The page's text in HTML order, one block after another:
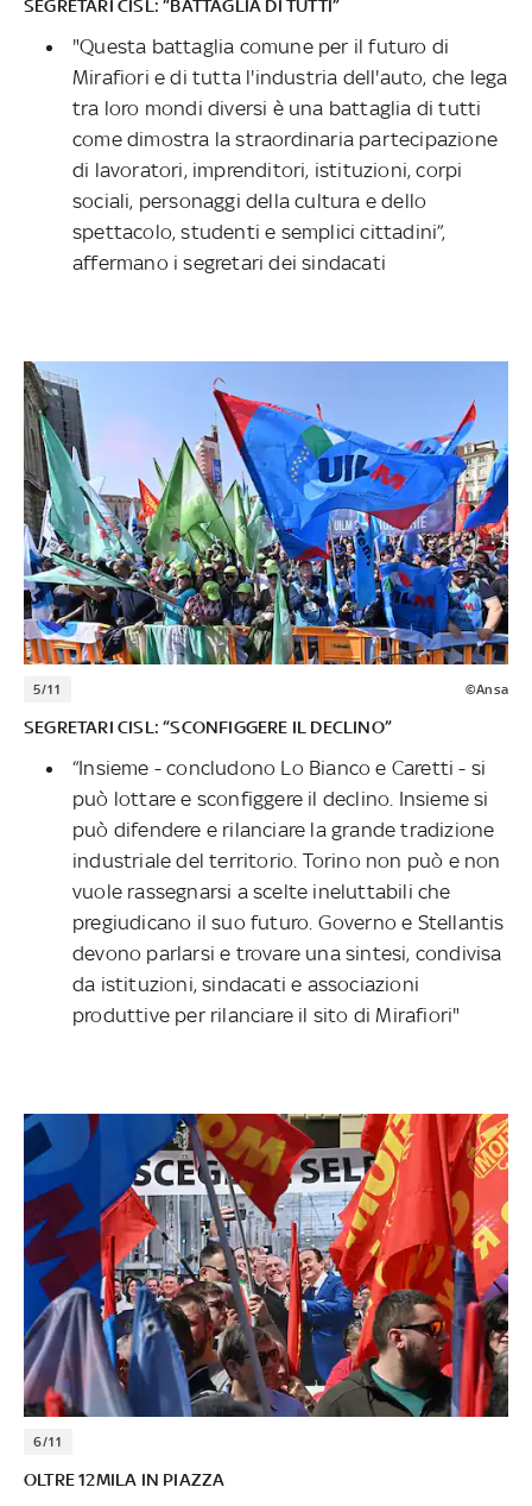
SEGRETARI CISL: “BATTAGLIA DI TUTTI”
"Questa battaglia comune per il futuro di
Mirafiori e di tutta l'industria dell'auto, che lega
tra loro mondi diversi è una battaglia di tutti
come dimostra la straordinaria partecipazione
di lavoratori, imprenditori, istituzioni, corpi
sociali, personaggi della cultura e dello
spettacolo, studenti e semplici cittadini”,
affermano i segretari dei sindacati
5/11 ©Ansa
SEGRETARI CISL: “SCONFIGGERE IL DECLINO”
“Insieme - concludono Lo Bianco e Caretti - si
può lottare e sconfiggere il declino. Insieme si
può difendere e rilanciare la grande tradizione
industriale del territorio. Torino non può e non
vuole rassegnarsi a scelte ineluttabili che
pregiudicano il suo futuro. Governo e Stellantis
devono parlarsi e trovare una sintesi, condivisa
da istituzioni, sindacati e associazioni
produttive per rilanciare il sito di Mirafiori"
6/11
OLTRE 12MILA IN PIAZZA